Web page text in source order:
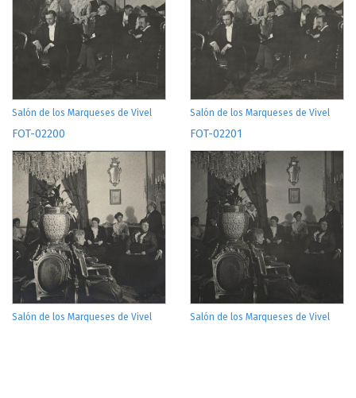
Salón de los Marqueses de Vivel Salón de los Marqueses de Vivel
FOT-02200
Salón de los Marqueses de Vivel
FOT-02201
Salón de los Marqueses de Vivel